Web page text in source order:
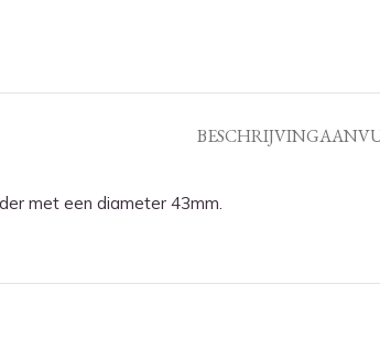
BESCHRIJVING
met een diameter 43mm.